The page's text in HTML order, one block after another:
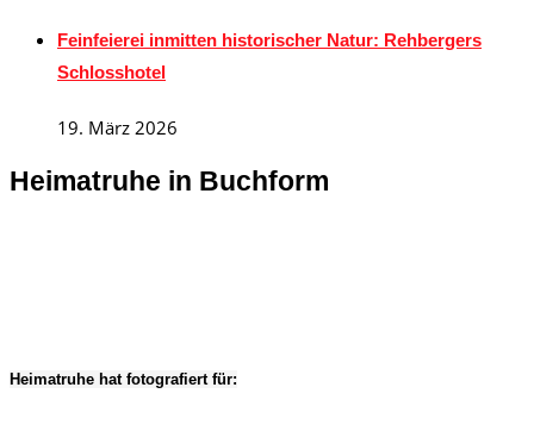
Feinfeierei inmitten historischer Natur: Rehbergers
Schlosshotel
19. März 2026
Heimatruhe in Buchform
Heimatruhe hat fotografiert für: